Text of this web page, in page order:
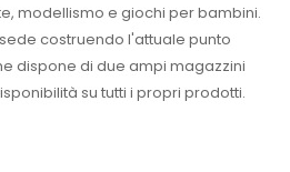
modellismo e giochi per bambini.
costruendo l'attuale punto
dispone di due ampi magazzini
su tutti i propri prodotti.